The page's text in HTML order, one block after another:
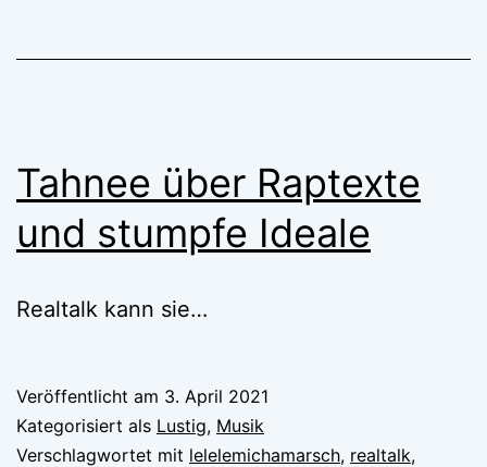
Tahnee über Raptexte
und stumpfe Ideale
Realtalk kann sie…
Veröffentlicht am 3. April 2021
Kategorisiert als Lustig, Musik
Verschlagwortet mit lelelemichamarsch, realtalk,